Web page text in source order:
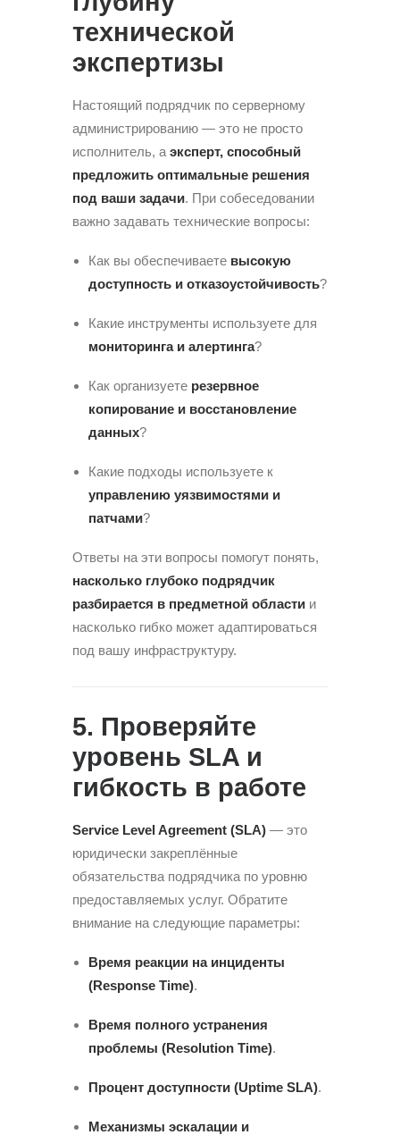
технической
экспертизы
Настоящий подрядчик по серверному
администрированию — это не просто
исполнитель, а эксперт, способный
предложить оптимальные решения
под ваши задачи. При собеседовании
важно задавать технические вопросы:
Как вы обеспечиваете высокую
доступность и отказоустойчивость?
Какие инструменты используете для
мониторинга и алертинга?
Как организуете резервное
копирование и восстановление
данных?
Какие подходы используете к
управлению уязвимостями и
патчами?
Ответы на эти вопросы помогут понять,
насколько глубоко подрядчик
разбирается в предметной области и
насколько гибко может адаптироваться
под вашу инфраструктуру.
5. Проверяйте
уровень SLA и
гибкость в работе
Service Level Agreement (SLA) — это
юридически закреплённые
обязательства подрядчика по уровню
предоставляемых услуг. Обратите
внимание на следующие параметры:
Время реакции на инциденты
(Response Time).
Время полного устранения
проблемы (Resolution Time).
Процент доступности (Uptime SLA).
Механизмы эскалации и